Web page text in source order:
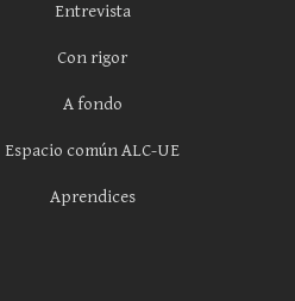
Entrevista
Con rigor
A fondo
Espacio común ALC-UE
Aprendices